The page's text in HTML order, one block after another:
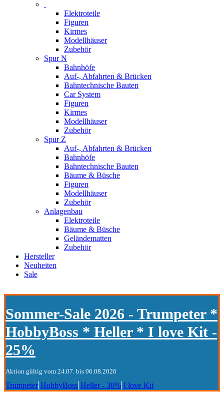
Elektroteile
Figuren
Kirmes
Modellhäuser
Zubehör
Spur N
Bahnhöfe
Auf-, Abfahrten & Brücken
Bahntechnische Bauten
Car System
Figuren
Kirmes
Modellhäuser
Zubehör
Spur Z
Auf-, Abfahrten & Brücken
Bahnhöfe
Bahntechnische Bauten
Bäume & Büsche
Figuren
Modellhäuser
Zubehör
Anlagenbau
Elektroteile
Bäume & Büsche
Geländematten
Zubehör
Hersteller
Neuheiten
Sale
Sommer-Sale 2026 - Trumpeter *
HobbyBoss * Heller * I love Kit -
25%
Aktion gültig vom 24.07. bis 06.08.2026
Trumpeter HobbyBoss Heller - 30% I love Kit